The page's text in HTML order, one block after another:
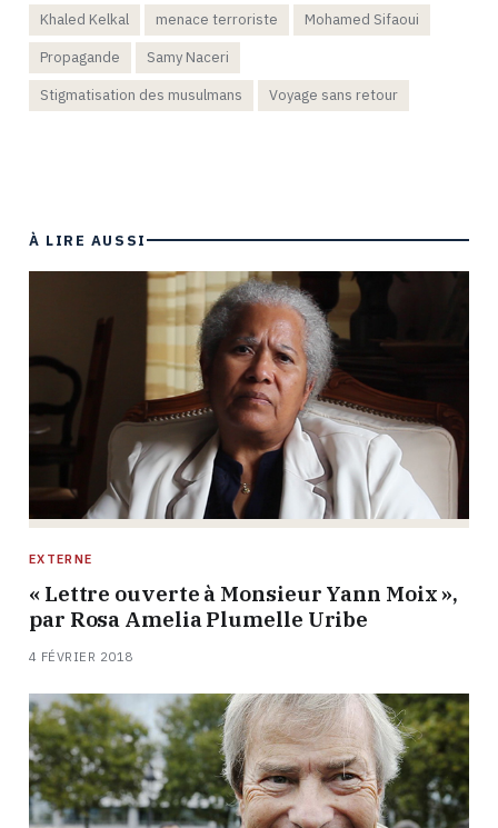
Khaled Kelkal
menace terroriste
Mohamed Sifaoui
Propagande
Samy Naceri
Stigmatisation des musulmans
Voyage sans retour
À LIRE AUSSI
EXTERNE
« Lettre ouverte à Monsieur Yann Moix »,
par Rosa Amelia Plumelle Uribe
4 FÉVRIER 2018